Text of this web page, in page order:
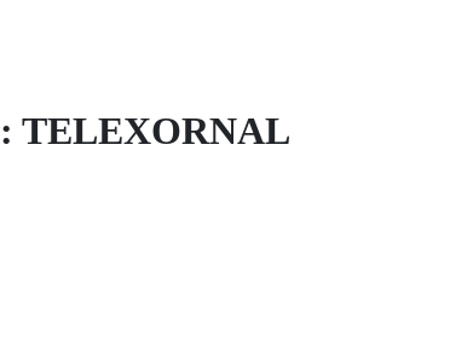
TELEXORNAL